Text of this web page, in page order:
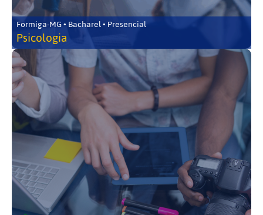
Formiga-MG • Bacharel • Presencial
Psicologia